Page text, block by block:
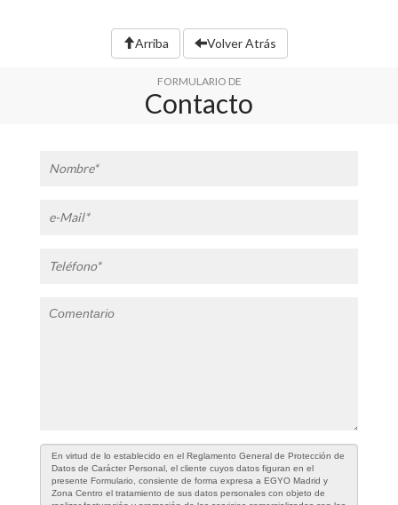
Arriba Volver Atrás
FORMULARIO DE
Contacto